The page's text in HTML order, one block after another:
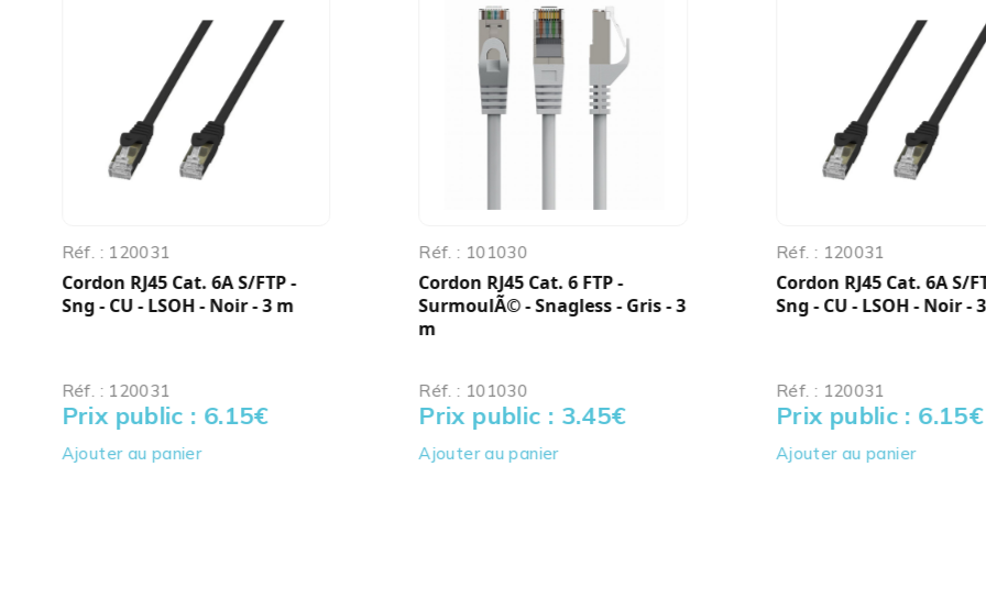
Réf. : 120031
Cordon RJ45 Cat. 6A S/FTP -
Sng - CU - LSOH - Noir - 3 m
Réf. : 120031
Prix public : 6.15€
Ajouter au panier
Réf. : 101030
Cordon RJ45 Cat. 6 FTP -
SurmoulÃ© - Snagless - Gris - 3
m
Réf. : 101030
Prix public : 3.45€
Ajouter au panier
Réf. : 120031
Cordon RJ45 Cat. 6A S/
Sng - CU - LSOH - Noir -
Réf. : 120031
Prix public : 6.15€
Ajouter au panier